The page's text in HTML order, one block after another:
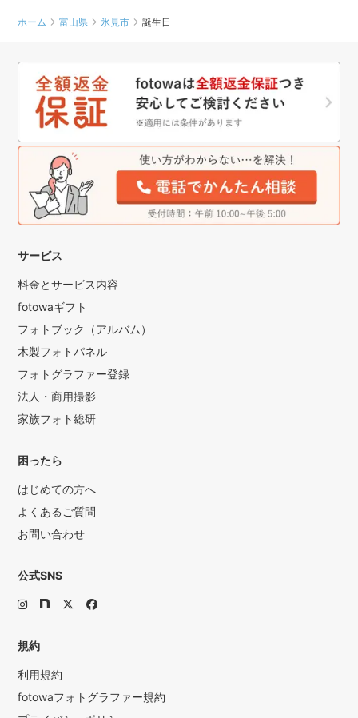
ホーム 富山県 氷見市 誕生日
サービス
料金とサービス内容
fotowaギフト
フォトブック（アルバム）
木製フォトパネル
フォトグラファー登録
法人・商用撮影
家族フォト総研
困ったら
はじめての方へ
よくあるご質問
お問い合わせ
公式SNS
規約
利用規約
fotowaフォトグラファー規約